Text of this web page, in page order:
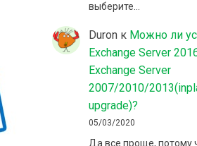
выберите…
Duron к Можно ли
Exchange Server
Exchange Server
2007/2010/
upgrade)?
05/03/2020
Да все проще, потому